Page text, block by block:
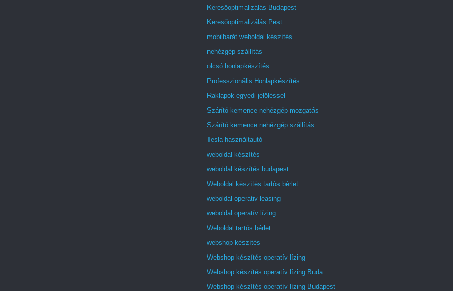
Keresőoptimalizálás Budapest
Keresőoptimalizálás Pest
mobilbarát weboldal készítés
nehézgép szállítás
olcsó honlapkészítés
Professzionális Honlapkészítés
Raklapok egyedi jelöléssel
Szárító kemence nehézgép mozgatás
Szárító kemence nehézgép szállítás
Tesla használtautó
weboldal készítés
weboldal készítés budapest
Weboldal készítés tartós bérlet
weboldal operativ leasing
weboldal operatív lízing
Weboldal tartós bérlet
webshop készítés
Webshop készítés operatív lízing
Webshop készítés operatív lízing Buda
Webshop készítés operatív lízing Budapest